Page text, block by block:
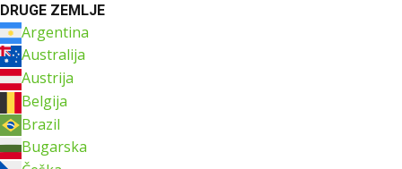
DRUGE ZEMLJE
Argentina
Australija
Austrija
Belgija
Brazil
Bugarska